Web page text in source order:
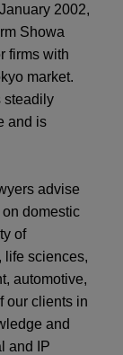
2002,
Showa
firms with
market.
steadily
and is
advise
domestic
of
life sciences,
automotive,
our clients in
and
and IP